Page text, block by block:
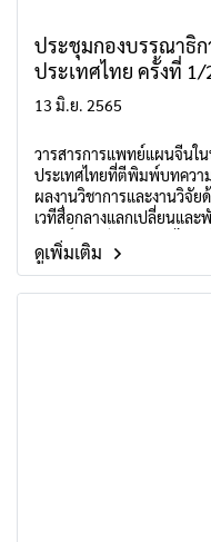
ประชุมกองบรรณาธิก
ประเทศไทย ครั้งที่ 1/
13 มิ.ย. 2565
วารสารการแพทย์แผนจีนใน
ประเทศไทยที่ตีพิมพ์บทควา
ผลงานวิชาการและงานวิจั
เวทีสื่อกลางแลกเปลี่ยนแล
แพทย์แผนจีนและสมุนไพร
พิมพ์และวารสารอิเล็กทรอนิก
ดูเพิ่มเติม